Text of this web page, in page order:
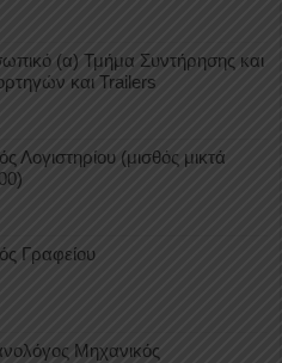
(α) Τμήμα Συντήρησης και
και Trailers
Λογιστηρίου (μισθός μικτά
Γραφείου
Μηχανικός